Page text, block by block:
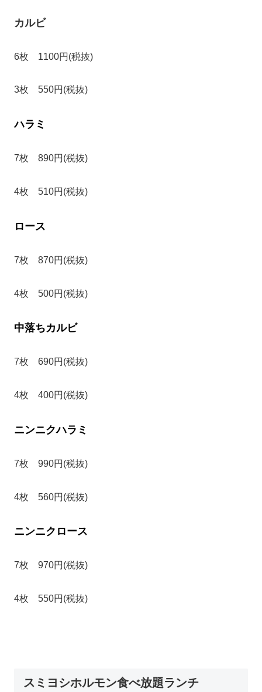
カルビ
6枚 1100円(税抜)
3枚 550円(税抜)
ハラミ
7枚 890円(税抜)
4枚 510円(税抜)
ロース
7枚 870円(税抜)
4枚 500円(税抜)
中落ちカルビ
7枚 690円(税抜)
4枚 400円(税抜)
ニンニクハラミ
7枚 990円(税抜)
4枚 560円(税抜)
ニンニクロース
7枚 970円(税抜)
4枚 550円(税抜)
スミヨシホルモン食べ放題ランチ